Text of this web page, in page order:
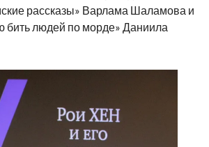
рассказы» Варлама Шаламова и
бить людей по морде» Даниила